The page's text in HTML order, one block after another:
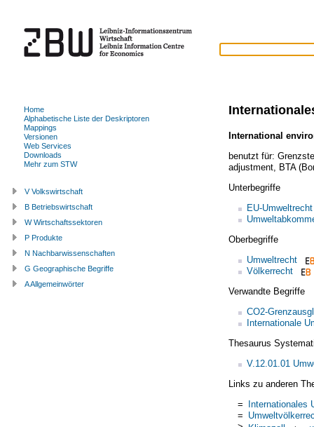
International
benutzt für:
adjustment, BTA
Unterbegriffe
EU-Umweltrecht
Oberbegriffe
Umweltrecht
Völkerrecht
Verwandte Begriffe
CO2-
Internationale
Thesaurus
V.12.01.01
Links zu anderen
= Internationales
=
Home
Alphabetische Liste der Deskriptoren
Mappings
Versionen
Web Services
Downloads
Mehr zum STW
V Volkswirtschaft
B Betriebswirtschaft
W Wirtschaftssektoren
P Produkte
N Nachbarwissenschaften
G Geographische Begriffe
A Allgemeinwörter